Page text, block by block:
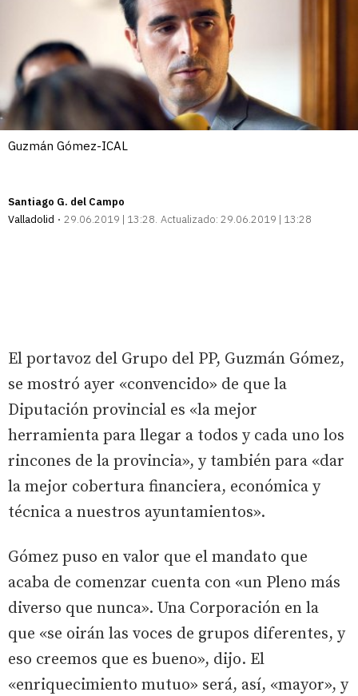
Guzmán Gómez-ICAL
Santiago G. del Campo
Valladolid
29.06.2019 | 13:28 Actualizado: 29.06.2019 | 13:28
El portavoz del Grupo del PP, Guzmán Gómez,
se mostró ayer «convencido» de que la
Diputación provincial es «la mejor
herramienta para llegar a todos y cada uno los
rincones de la provincia», y también para «dar
la mejor cobertura financiera, económica y
técnica a nuestros ayuntamientos».
Gómez puso en valor que el mandato que
acaba de comenzar cuenta con «un Pleno más
diverso que nunca». Una Corporación en la
que «se oirán las voces de grupos diferentes, y
eso creemos que es bueno», dijo. El
«enriquecimiento mutuo» será, así, «mayor», y